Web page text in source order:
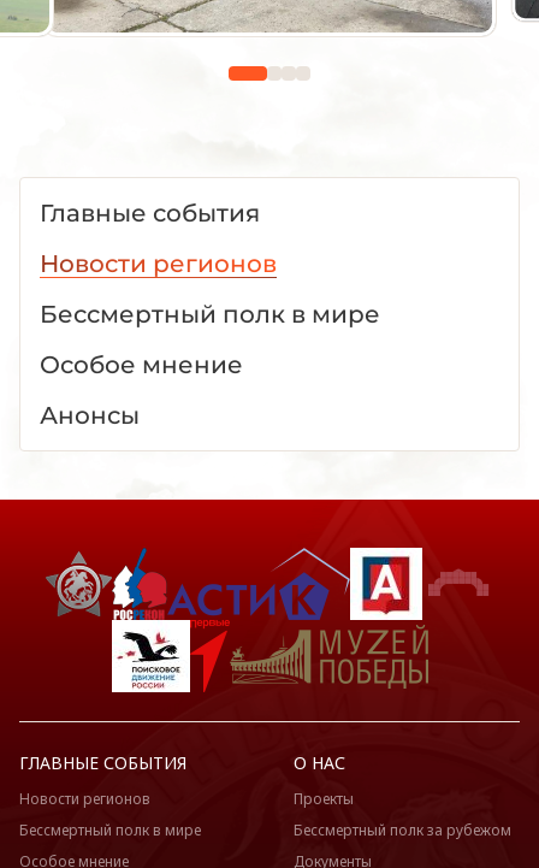
Главные события
Новости регионов
Бессмертный полк в мире
Особое мнение
Анонсы
ГЛАВНЫЕ СОБЫТИЯ
Новости регионов
Бессмертный полк в мире
Особое мнение
О НАС
Проекты
Бессмертный полк за рубежом
Документы